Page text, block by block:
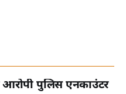
आरोपी पुलिस एनकाउंटर